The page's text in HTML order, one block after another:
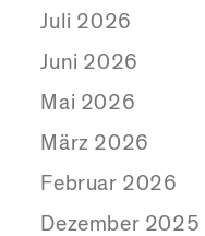
Juli 2026
Juni 2026
Mai 2026
März 2026
Februar 2026
Dezember 2025